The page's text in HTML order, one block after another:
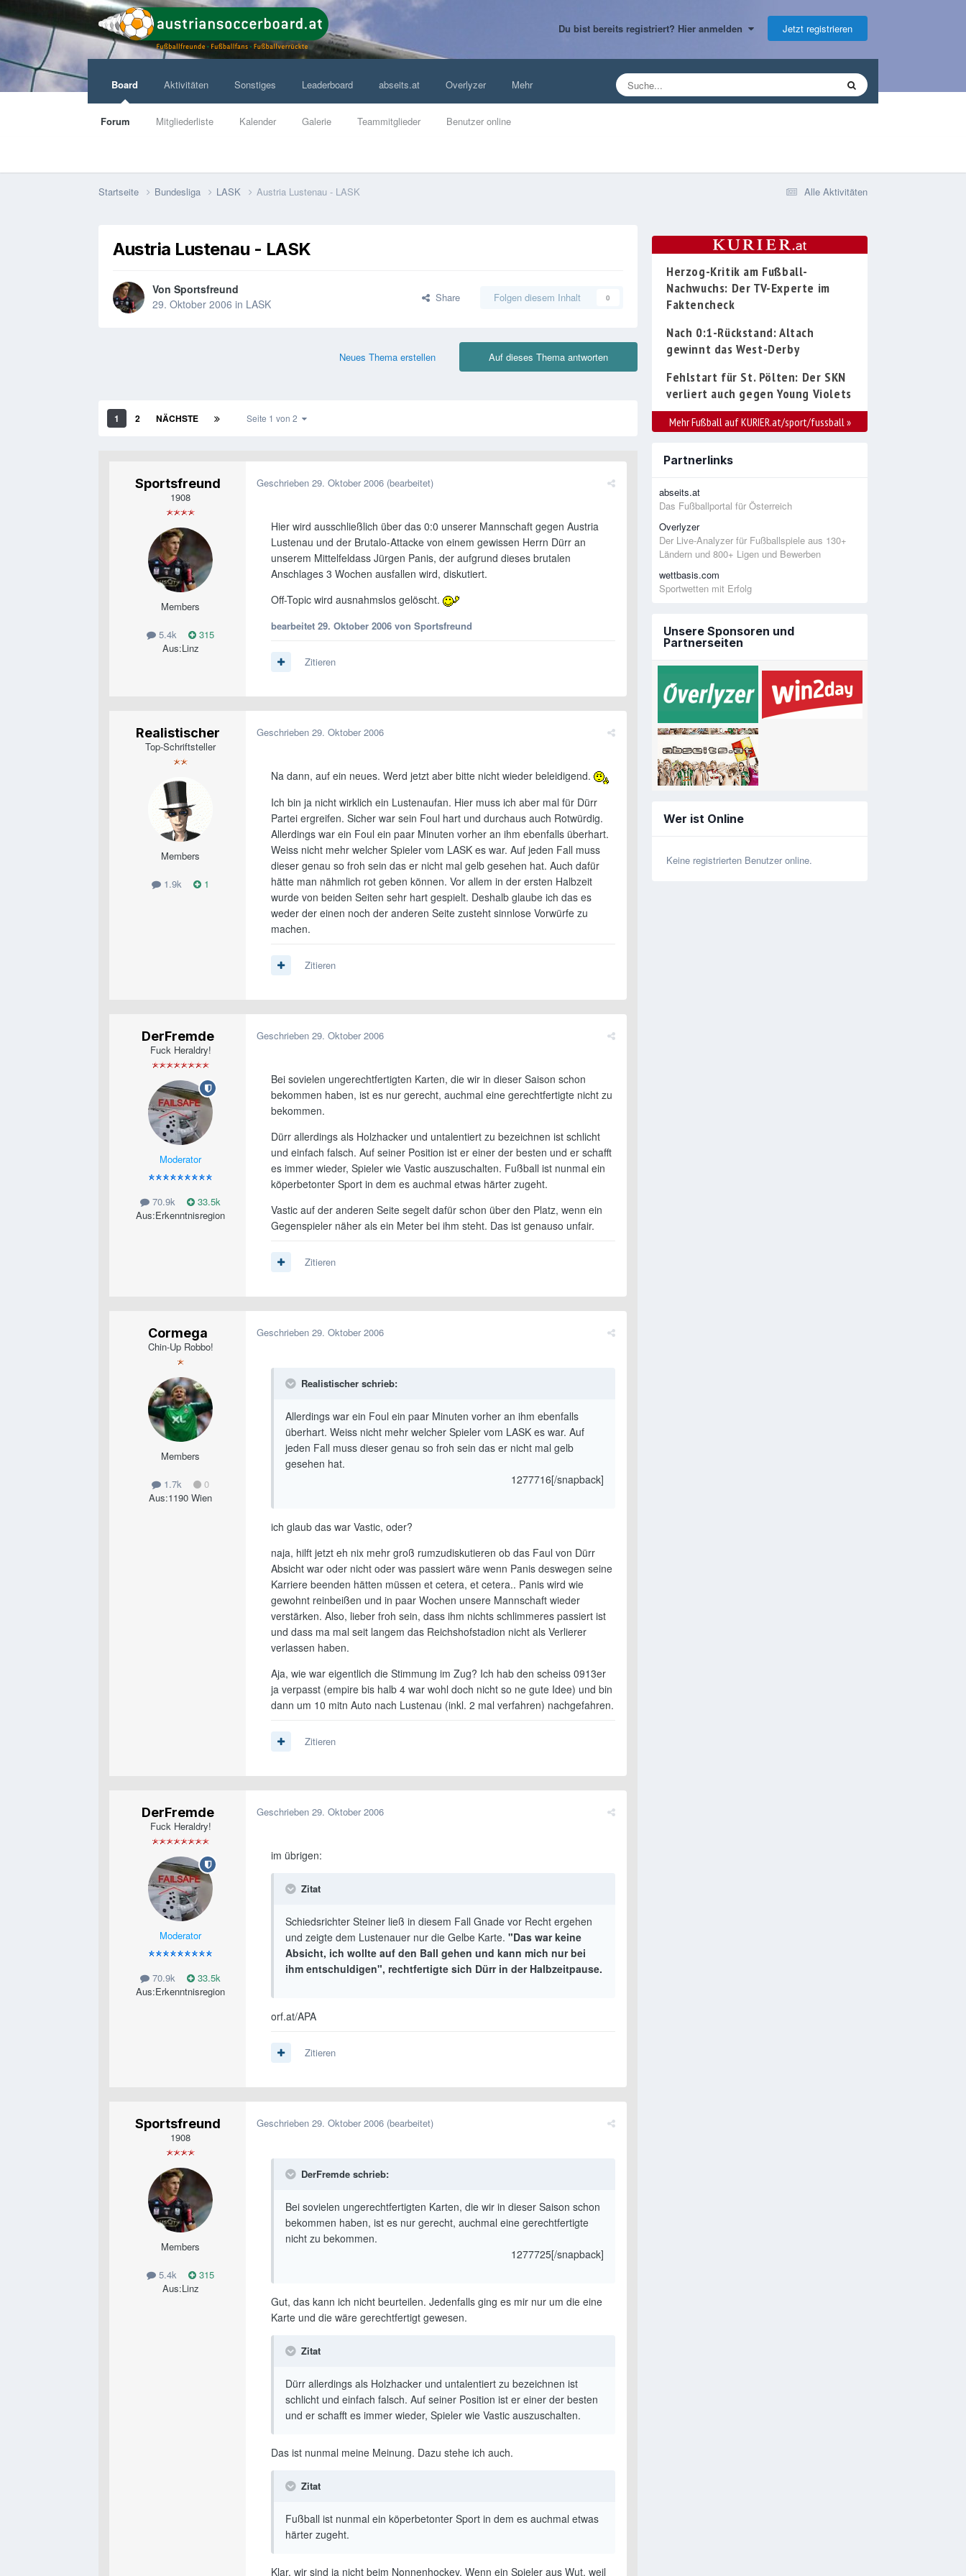
Du bist bereits registriert? Hier anmelden Jetzt registrieren
Board
Forum Mitgliederliste Kalender Galerie Teammitglieder Benutzer online
Aktivitäten Sonstiges Leaderboard abseits.at Overlyzer Mehr
Alle Aktivitäten
Startseite Bundesliga LASK Austria Lustenau - LASK
Austria Lustenau - LASK
Von Sportsfreund
29. Oktober 2006 in LASK Share Folgen diesem Inhalt 0
Auf dieses Thema antworten
Neues Thema erstellen
1 2 NÄCHSTE Seite 1 von 2
Sportsfreund
1908
Members
5.4k
315
Aus:Linz
Geschrieben 29. Oktober 2006 (bearbeitet)
Hier wird ausschließlich über das 0:0 unserer Mannschaft gegen Austria
Lustenau und der Brutalo-Attacke von einem gewissen Herrn Dürr an
unserem Mittelfeldass Jürgen Panis, der aufgrund dieses brutalen
Anschlages 3 Wochen ausfallen wird, diskutiert.
Off-Topic wird ausnahmslos gelöscht.
bearbeitet 29. Oktober 2006 von Sportsfreund
Zitieren
Realistischer
Top-Schriftsteller
Members
1.9k 1
Geschrieben 29. Oktober 2006
Na dann, auf ein neues. Werd jetzt aber bitte nicht wieder beleidigend.
Ich bin ja nicht wirklich ein Lustenaufan. Hier muss ich aber mal für Dürr
Partei ergreifen. Sicher war sein Foul hart und durchaus auch Rotwürdig.
Allerdings war ein Foul ein paar Minuten vorher an ihm ebenfalls überhart.
Weiss nicht mehr welcher Spieler vom LASK es war. Auf jeden Fall muss
dieser genau so froh sein das er nicht mal gelb gesehen hat. Auch dafür
hätte man nähmlich rot geben können. Vor allem in der ersten Halbzeit
wurde von beiden Seiten sehr hart gespielt. Deshalb glaube ich das es
weder der einen noch der anderen Seite zusteht sinnlose Vorwürfe zu
machen.
Zitieren
DerFremde
Fuck Heraldry!
Moderator
70.9k
33.5k
Aus:Erkenntnisregion
Geschrieben 29. Oktober 2006
Bei sovielen ungerechtfertigten Karten, die wir in dieser Saison schon
bekommen haben, ist es nur gerecht, auchmal eine gerechtfertigte nicht zu
bekommen.
Dürr allerdings als Holzhacker und untalentiert zu bezeichnen ist schlicht
und einfach falsch. Auf seiner Position ist er einer der besten und er schafft
es immer wieder, Spieler wie Vastic auszuschalten. Fußball ist nunmal ein
köperbetonter Sport in dem es auchmal etwas härter zugeht.
Vastic auf der anderen Seite segelt dafür schon über den Platz, wenn ein
Gegenspieler näher als ein Meter bei ihm steht. Das ist genauso unfair.
Zitieren
Cormega
Chin-Up Robbo!
Members
1.7k
0
Aus:1190 Wien
Geschrieben 29. Oktober 2006
Realistischer schrieb:
Allerdings war ein Foul ein paar Minuten vorher an ihm ebenfalls
überhart. Weiss nicht mehr welcher Spieler vom LASK es war. Auf
jeden Fall muss dieser genau so froh sein das er nicht mal gelb
gesehen hat.
1277716[/snapback]
ich glaub das war Vastic, oder?
naja, hilft jetzt eh nix mehr groß rumzudiskutieren ob das Faul von Dürr
Absicht war oder nicht oder was passiert wäre wenn Panis deswegen seine
Karriere beenden hätten müssen et cetera, et cetera.. Panis wird wie
gewohnt reinbeißen und in paar Wochen unsere Mannschaft wieder
verstärken. Also, lieber froh sein, dass ihm nichts schlimmeres passiert ist
und dass ma mal seit langem das Reichshofstadion nicht als Verlierer
verlassen haben.
Aja, wie war eigentlich die Stimmung im Zug? Ich hab den scheiss 0913er
ja verpasst (empire bis halb 4 war wohl doch nicht so ne gute Idee) und bin
dann um 10 mitn Auto nach Lustenau (inkl. 2 mal verfahren) nachgefahren.
Zitieren
DerFremde
Fuck Heraldry!
Moderator
70.9k
33.5k
Aus:Erkenntnisregion
Geschrieben 29. Oktober 2006
im übrigen:
Zitat
Schiedsrichter Steiner ließ in diesem Fall Gnade vor Recht ergehen
und zeigte dem Lustenauer nur die Gelbe Karte. "Das war keine
Absicht, ich wollte auf den Ball gehen und kann mich nur bei
ihm entschuldigen", rechtfertigte sich Dürr in der Halbzeitpause.
orf.at/APA
Zitieren
Sportsfreund
1908
Members
5.4k
315
Aus:Linz
Geschrieben 29. Oktober 2006 (bearbeitet)
DerFremde schrieb:
Bei sovielen ungerechtfertigten Karten, die wir in dieser Saison schon
bekommen haben, ist es nur gerecht, auchmal eine gerechtfertigte
nicht zu bekommen.
1277725[/snapback]
Gut, das kann ich nicht beurteilen. Jedenfalls ging es mir nur um die eine
Karte und die wäre gerechtfertigt gewesen.
Zitat
Dürr allerdings als Holzhacker und untalentiert zu bezeichnen ist
schlicht und einfach falsch. Auf seiner Position ist er einer der besten
und er schafft es immer wieder, Spieler wie Vastic auszuschalten.
Das ist nunmal meine Meinung. Dazu stehe ich auch.
Zitat
Fußball ist nunmal ein köperbetonter Sport in dem es auchmal etwas
härter zugeht.
Klar, wir sind ja nicht beim Nonnenhockey. Wenn ein Spieler aus Wut, weil
Herzog-Kritik am Fußball-
Nachwuchs: Der TV-Experte im
Faktencheck
Nach 0:1-Rückstand: Altach
gewinnt das West-Derby
Fehlstart für St. Pölten: Der SKN
verliert auch gegen Young Violets
Mehr Fußball auf KURIER.at/sport/fussball »
Partnerlinks
abseits.at
Das Fußballportal für Österreich
Overlyzer
Der Live-Analyzer für Fußballspiele aus 130+
Ländern und 800+ Ligen und Bewerben
wettbasis.com
Sportwetten mit Erfolg
Unsere Sponsoren und
Partnerseiten
Wer ist Online
Keine registrierten Benutzer online.